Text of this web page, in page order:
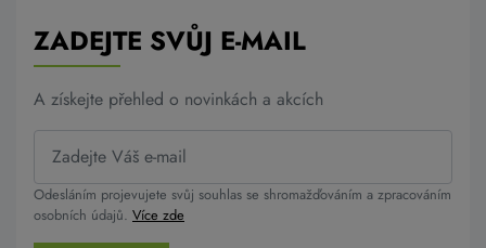
ZADEJTE SVŮJ E-MAIL
A získejte přehled o novinkách a akcích
Odesláním projevujete svůj souhlas se shromažďováním a zpracováním
osobních údajů. Více zde